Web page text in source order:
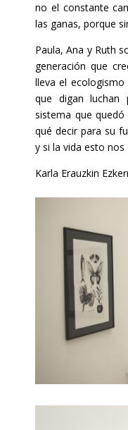
no el constante
las ganas, porque
Paula, Ana y Ruth
generación que
lleva el
que digan
sistema que quedó
qué decir para su
y si la vida esto
Karla Erauzkin